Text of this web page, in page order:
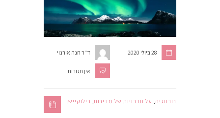
ד"ר חנה אורנוי 28 ביולי 2020
אין תגובות
נורווגיה על תרבויות של מדינות רילוקיישן